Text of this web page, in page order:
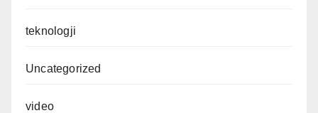
teknologji
Uncategorized
video